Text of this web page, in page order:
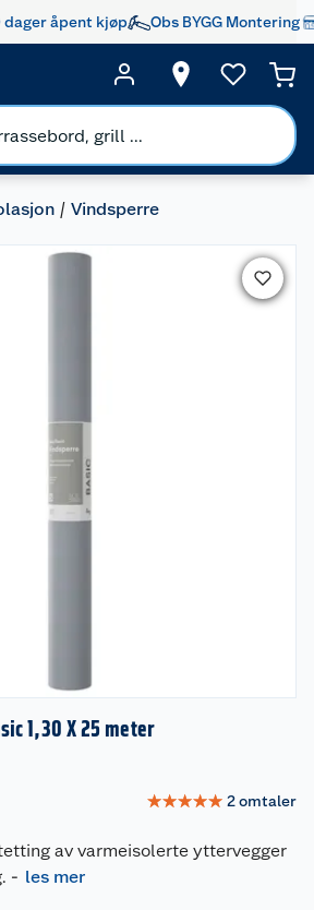
dager åpent kjøp Obs BYGG Montering
Vindsperre
1,30 X 25 meter
☆☆☆☆☆ 2omtaler
av varmeisolerte yttervegger
- les mer